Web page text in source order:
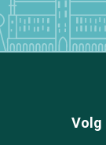
Volg